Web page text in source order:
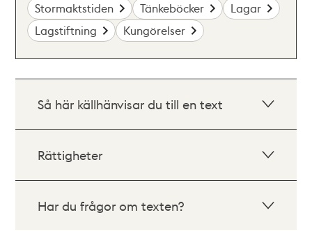
Stormaktstiden Tänkeböcker
Lagar
Lagstiftning
Kungörelser
Så här källhänvisar du till en text
Rättigheter
Har du frågor om texten?